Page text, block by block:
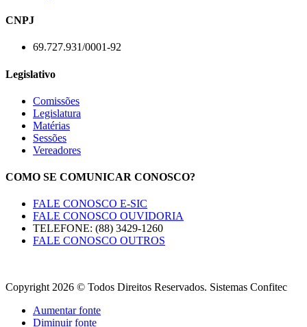
CNPJ
69.727.931/0001-92
Legislativo
Comissões
Legislatura
Matérias
Sessões
Vereadores
COMO SE COMUNICAR CONOSCO?
FALE CONOSCO E-SIC
FALE CONOSCO OUVIDORIA
TELEFONE: (88) 3429-1260
FALE CONOSCO OUTROS
Copyright 2026 © Todos Direitos Reservados. Sistemas Confitec
Aumentar fonte
Diminuir fonte